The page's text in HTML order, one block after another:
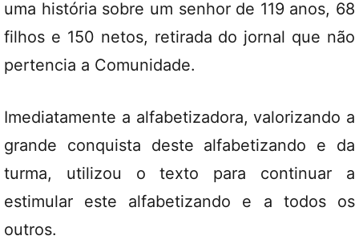
uma história sobre um senhor de 119 anos, 68
filhos e 150 netos, retirada do jornal que não
pertencia a Comunidade.
Imediatamente a alfabetizadora, valorizando a
grande conquista deste alfabetizando e da
turma, utilizou o texto para continuar a
estimular este alfabetizando e a todos os
outros.